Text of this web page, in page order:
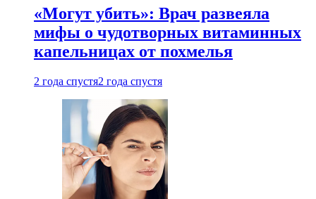
«Могут убить»: Врач развеяла
мифы о чудотворных витаминных
капельницах от похмелья
2 года спустя2 года спустя